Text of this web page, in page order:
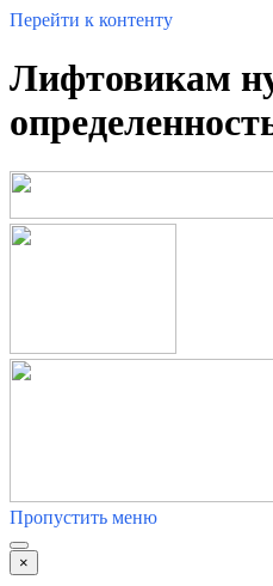
Перейти к контенту
Лифтовикам
Пропустить меню
×